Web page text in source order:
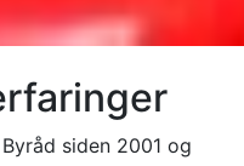
siden 2001 og